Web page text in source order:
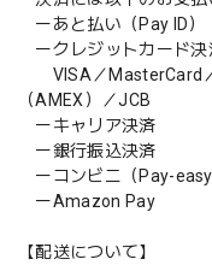
ーあと払い（Pay ID）
ークレジットカード決
VISA／MasterCard／
（AMEX）／JCB
ーキャリア決済
ー銀行振込決済
ーコンビニ（Pay-
ーAmazon Pay
【配送について】